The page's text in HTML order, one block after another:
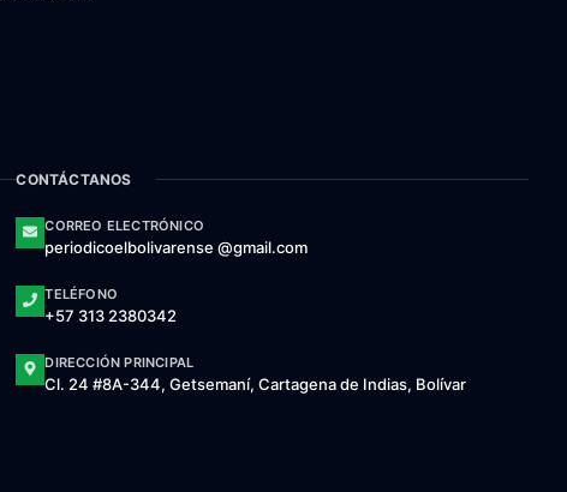
CONTÁCTANOS
CORREO ELECTRÓNICO
periodicoelbolivarense @gmail.com
TELÉFONO
+57 313 2380342
DIRECCIÓN PRINCIPAL
Cl. 24 #8A-344, Getsemaní, Cartagena de Indias, Bolívar